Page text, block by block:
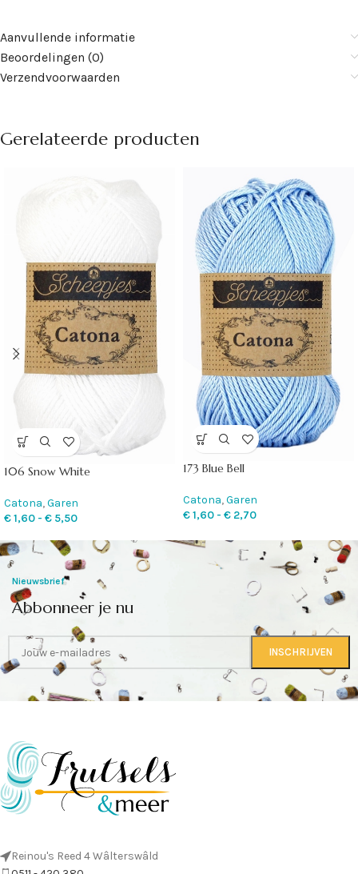
Aanvullende informatie
Beoordelingen (0)
Verzendvoorwaarden
Gerelateerde producten
106 Snow White
Catona,Garen
€1,60 - € 5,50
173 Blue Bell
Catona,Garen
€1,60 - € 2,70
Nieuwsbrief
Abbonneer je nu
Reinou's Reed 4 Wâlterswâld